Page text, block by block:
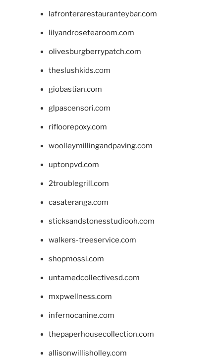
lafronterarestauranteybar.com
lilyandrosetearoom.com
olivesburgberrypatch.com
theslushkids.com
giobastian.com
glpascensori.com
rifloorepoxy.com
woolleymillingandpaving.com
uptonpvd.com
2troublegrill.com
casateranga.com
sticksandstonesstudiooh.com
walkers-treeservice.com
shopmossi.com
untamedcollectivesd.com
mxpwellness.com
infernocanine.com
thepaperhousecollection.com
allisonwillisholley.com